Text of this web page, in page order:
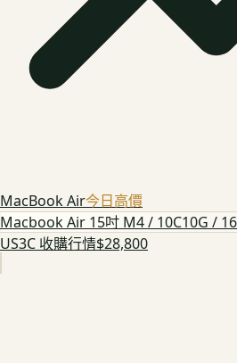
MacBook Air今日高價
Macbook Air 15吋 M4 / 10C10G /
US3C 收購行情$28,800